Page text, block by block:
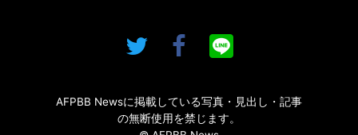
AFPBB Newsに掲載している写真・見出し・記事
の無断使用を禁じます。